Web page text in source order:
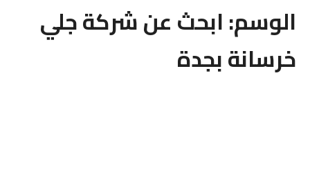
الوسم:ابحث عن شركة جلي
خرسانة بجدة